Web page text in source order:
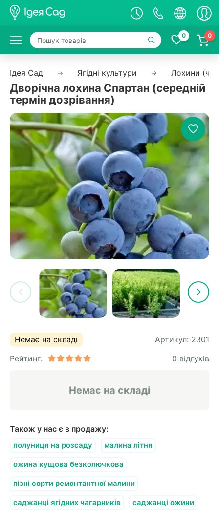
0 0
Ідея Сад Ягідні культури Лохини
Дворічна лохина Спартан (середній
термін дозрівання)
Немає на складі Артикул: 2301
Рейтинг:
0 відгуків
Немає на складі
Також у нас є в продажу:
полуниця на розсаду малина літня
ожина кущова безколючкова
пізні сорти ремонтантної малини
саджанці ягідних чагарників саджанці ожини